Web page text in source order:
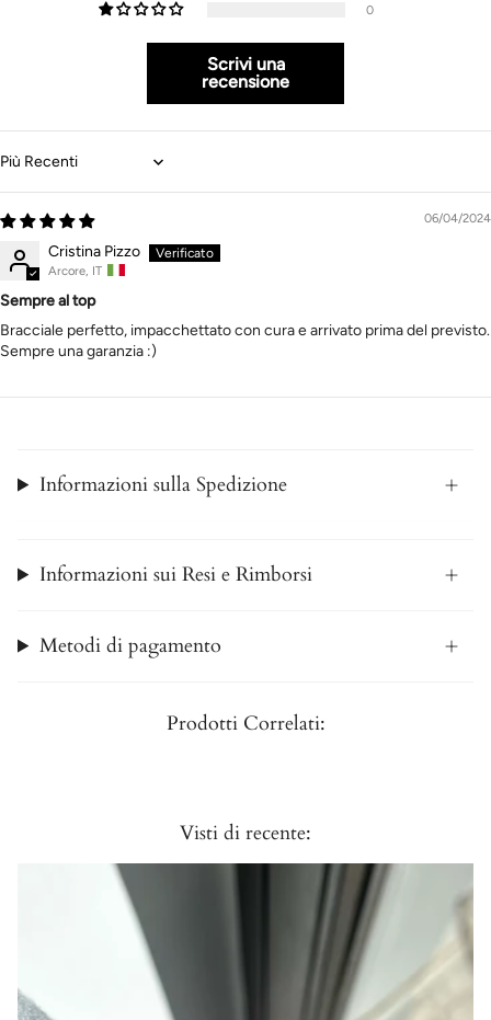
0
Scrivi una
recensione
Sort by
06/04/2024
Cristina Pizzo
Arcore, IT
Sempre al top
Bracciale perfetto, impacchettato con cura e arrivato prima del previsto.
Sempre una garanzia :)
Informazioni sulla Spedizione
Informazioni sui Resi e Rimborsi
Metodi di pagamento
Prodotti Correlati:
Visti di recente: